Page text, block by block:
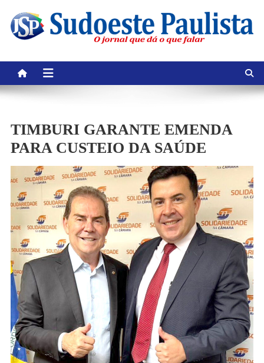
content
TIMBURI GARANTE EMENDA
PARA CUSTEIO DA SAÚDE